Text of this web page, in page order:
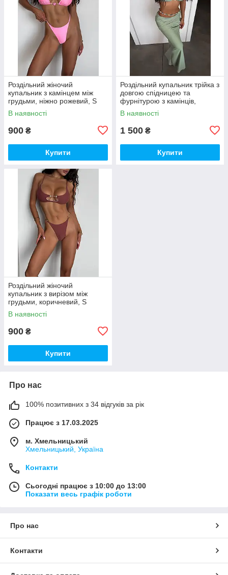
Роздільний жіночий
купальник з камінцем між
грудьми, ніжно рожевий, S
В наявності
900 ₴
Купити
Роздільний купальник трійка з
довгою спідницею та
фурнітурою з камінців,
фісташка, S
В наявності
1 500 ₴
Купити
Роздільний жіночий
купальник з вирізом між
грудьми, коричневий, S
В наявності
900 ₴
Купити
Про нас
100% позитивних з 34 відгуків за рік
Працює з 17.03.2025
м. Хмельницький
Хмельницький, Україна
Контакти
Сьогодні працює з 10:00 до 13:00
Показати весь графік роботи
Про нас
Контакти